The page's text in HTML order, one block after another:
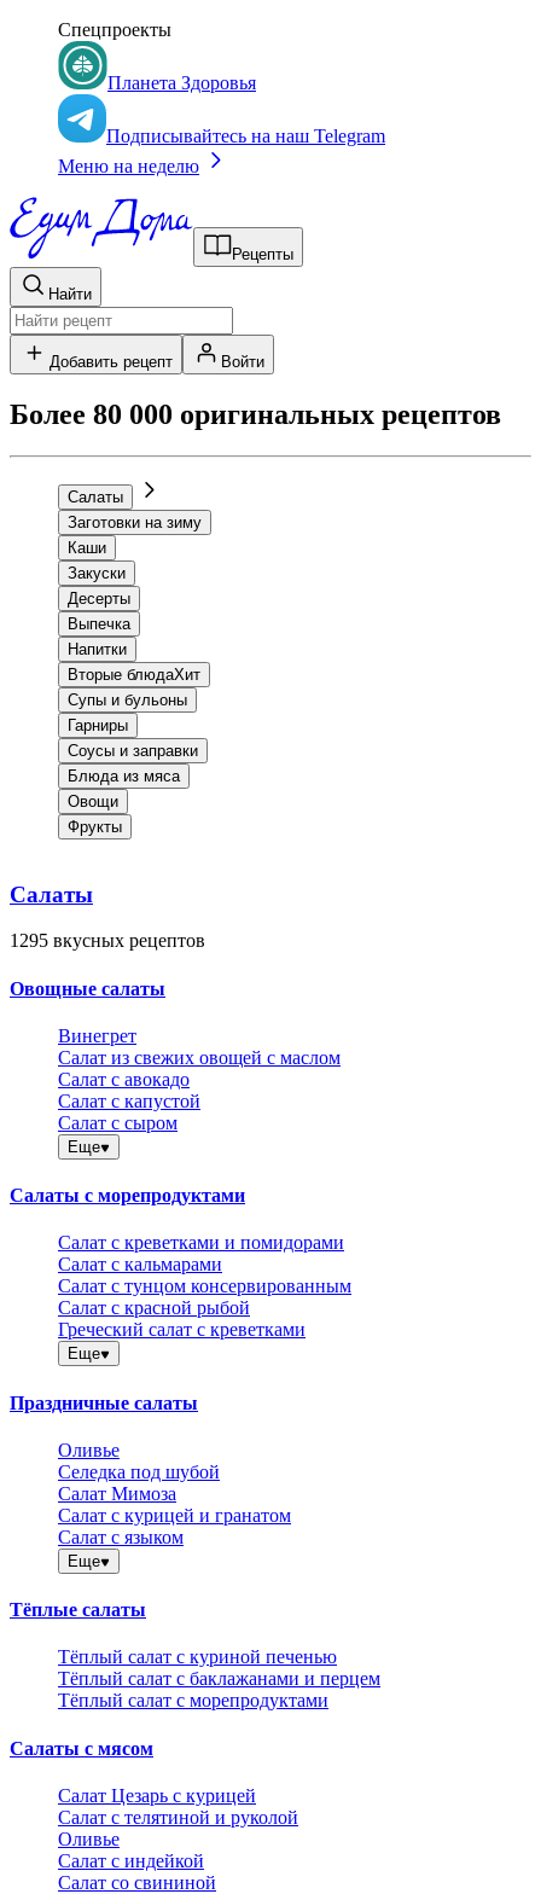
Спецпроекты
Планета Здоровья
Подписывайтесь на наш Telegram
Меню на неделю
Рецепты
Найти
Добавить рецепт Войти
Более 80 000 оригинальных рецептов
Салаты
Заготовки на зиму
Каши
Закуски
Десерты
Выпечка
Напитки
Вторые блюдаХит
Супы и бульоны
Гарниры
Соусы и заправки
Блюда из мяса
Овощи
Фрукты
Салаты
1295 вкусных рецептов
Овощные салаты
Винегрет
Салат из свежих овощей с маслом
Салат с авокадо
Салат с капустой
Салат с сыром
Еще
Салаты с морепродуктами
Салат с креветками и помидорами
Салат с кальмарами
Салат с тунцом консервированным
Салат с красной рыбой
Греческий салат с креветками
Еще
Праздничные салаты
Оливье
Селедка под шубой
Салат Мимоза
Салат с курицей и гранатом
Салат с языком
Еще
Тёплые салаты
Тёплый салат с куриной печенью
Тёплый салат с баклажанами и перцем
Тёплый салат с морепродуктами
Салаты с мясом
Салат Цезарь с курицей
Салат с телятиной и руколой
Оливье
Салат с индейкой
Салат со свининой